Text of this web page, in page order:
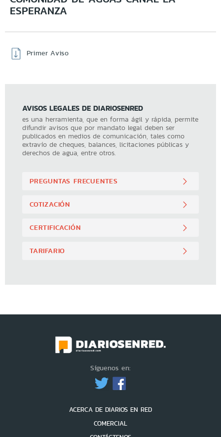
ESPERANZA
Primer Aviso
AVISOS LEGALES DE DIARIOSENRED
es una herramienta, que en forma ágil y rápida, permite
difundir avisos que por mandato legal deben ser
publicados en medios de comunicación, tales como
extravío de cheques, balances, licitaciones públicas y
derechos de agua, entre otros.
PREGUNTAS FRECUENTES
COTIZACIÓN
CERTIFICACIÓN
TARIFARIO
Síguenos en:
ACERCA DE DIARIOS EN RED
COMERCIAL